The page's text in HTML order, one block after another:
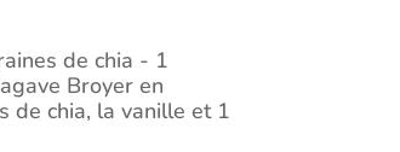
de chia - 1
Broyer en
de chia, la vanille et 1